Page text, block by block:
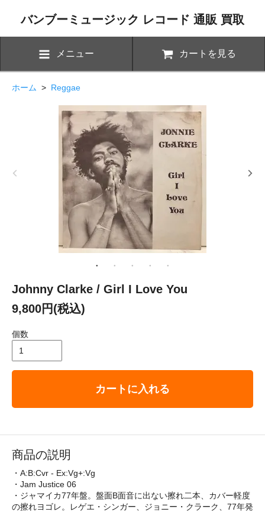
バンブーミュージック レコード 通販 買取
メニュー カートを見る
ホーム > Reggae
Johnny Clarke / Girl I Love You
9,800円(税込)
個数
カートに入れる
商品の説明
・A:B:Cvr - Ex:Vg+:Vg
・Jam Justice 06
・ジャマイカ77年盤。盤面B面音に出ない擦れ二本、カバー軽度
の擦れヨゴレ。レゲエ・シンガー、ジョニー・クラーク、77年発